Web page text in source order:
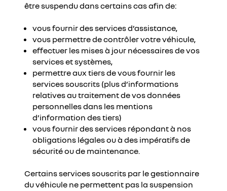
être suspendu dans certains cas afin de:
vous fournir des services d’assistance,
vous permettre de contrôler votre véhicule,
effectuer les mises à jour nécessaires de vos
services et systèmes,
permettre aux tiers de vous fournir les
services souscrits (plus d’informations
relatives au traitement de vos données
personnelles dans les mentions
d’information des tiers)
vous fournir des services répondant à nos
obligations légales ou à des impératifs de
sécurité ou de maintenance.
Certains services souscrits par le gestionnaire
du véhicule ne permettent pas la suspension